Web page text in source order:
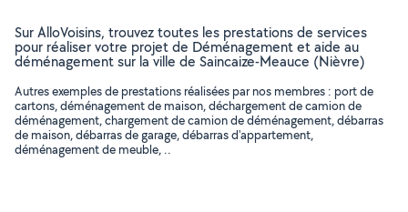
Sur AlloVoisins, trouvez toutes les prestations de services
pour réaliser votre projet de Déménagement et aide au
déménagement sur la ville de Saincaize-Meauce (Nièvre)
Autres exemples de prestations réalisées par nos membres : port de
cartons, déménagement de maison, déchargement de camion de
déménagement, chargement de camion de déménagement, débarras
de maison, débarras de garage, débarras d'appartement,
déménagement de meuble, ..